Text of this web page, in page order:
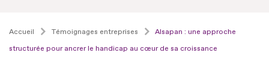
Accueil Témoignages entreprises
Alsapan : une approche
structurée pour ancrer le handicap au cœur de sa croissance